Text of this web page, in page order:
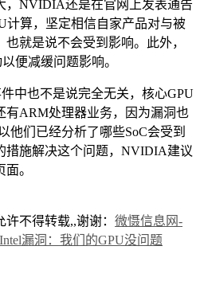
，NVIDIA还是在官网上发表通告
计算，坚定相信自家产品对与被
就是说不会受到影响。此外，
便减缓问题影响。
中也不是说完全无关，核心GPU
有ARM处理器业务，因为漏洞也
他们已经分析了哪些SoC会受到
措施解决这个问题，NVIDIA建议
。
不得转载,,谢谢： 微慑信息网-
漏洞：我们的GPU没问题